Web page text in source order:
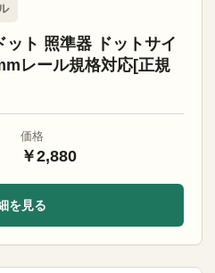
ト 照準器 ドットサイ
レール規格対応[正規
価格
￥2,880
を見る